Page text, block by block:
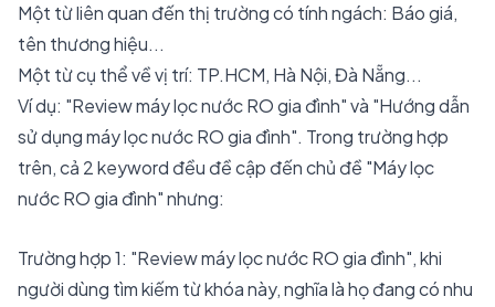
Một từ liên quan đến thị trường có tính ngách: Báo giá,
tên thương hiệu...
Một từ cụ thể về vị trí: TP.HCM, Hà Nội, Đà Nẵng...
Ví dụ: "Review máy lọc nước RO gia đình" và "Hướng dẫn
sử dụng máy lọc nước RO gia đình". Trong trường hợp
trên, cả 2 keyword đều đề cập đến chủ đề "Máy lọc
nước RO gia đình" nhưng:
Trường hợp 1: "Review máy lọc nước RO gia đình", khi
người dùng tìm kiếm từ khóa này, nghĩa là họ đang có nhu